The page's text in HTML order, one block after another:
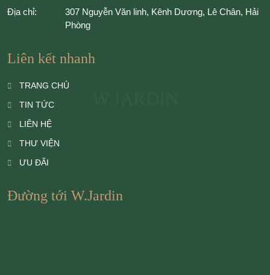
Địa chỉ:
307 Nguyễn Văn linh, Kênh Dương, Lê Chân, Hải
Phòng
Liên kết nhanh
TRANG CHỦ
TIN TỨC
LIÊN HỆ
THƯ VIỆN
ƯU ĐÃI
Đường tới W.Jardin